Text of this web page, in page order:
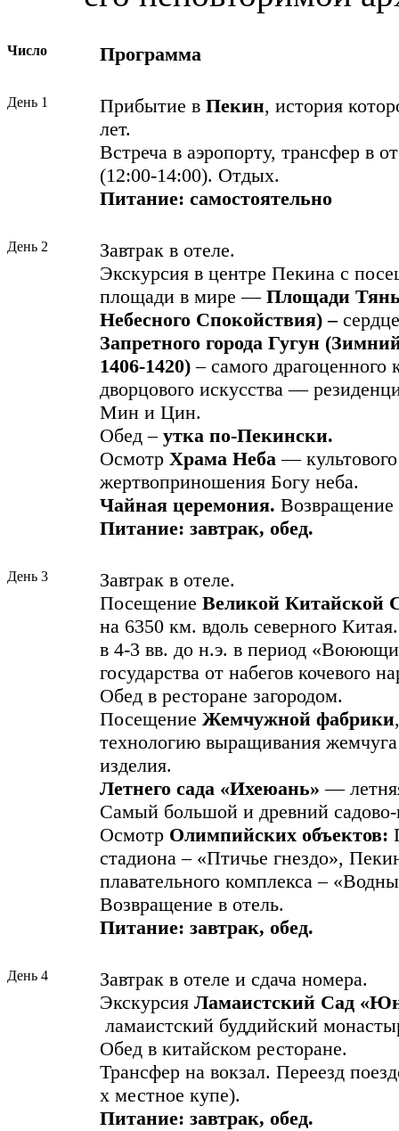
Число Программа
День 1 Прибытие в Пекин, история
лет.
Встреча в аэропорту, трансфер в
(12:00-14:00). Отдых.
Питание: самостоятельно
День 2
Завтрак в отеле.
Экскурсия в центре Пекина с
площади в мире — Площади
Небесного Спокойствия) –
Запретного города Гугун
1406-1420) – самого драгоценного
дворцового искусства —
Мин и Цин.
Обед – утка по-Пекинcки.
Осмотр Храма Неба—
жертвоприношения Богу неба.
Чайная церемония. Возвращение
Питание: завтрак, обед.
День 3
Завтрак в отеле.
Посещение Великой Китайской
на 6350 км. вдоль северного
в 4-3 вв. до н.э. в период
государства от набегов кочевого
Обед в ресторане загородом.
Посещение Жемчужной фабрики
технологию выращивания
изделия.
Летнего сада «Ихеюань» —
Самый большой и древний
Осмотр Олимпийских объектов:
стадиона – «Птичье гнездо»,
плавательного комплекса –
Возвращение в отель.
Питание: завтрак, обед.
День 4
Завтрак в отеле и сдача номера.
Экскурсия Ламаистский Сад
ламаистский буддийский
Обед в китайском ресторане.
Трансфер на вокзал. Переезд
х местное купе).
Питание: завтрак, обед.